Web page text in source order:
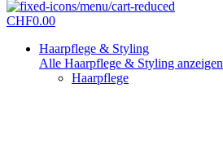
CHF0.00
Haarpflege & Styling
Alle Haarpflege & Styling anzeigen
Haarpflege